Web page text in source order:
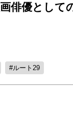
俳優として
ルート29